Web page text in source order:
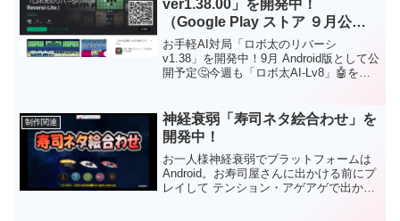
見直しました。ボールとカプセルが光る
ように変更しました。ダウンロードなし
もちろんフリーソフトです。
ない要素あり！通勤・通学中にサクッと
短時間で遊べますので 是非是非、お試し
ください。主なバージョンアップ内容は
次のとおりになります。ゲームタイトル
を「ロボ太のリバーシ～Reversi-Lite～」
に変更しました。「タイトル画面」、
ザインを変更しました。Android版の場合
は「Google Play ストア」からダウンロ
ードしてから遊ぶことができます。Web
版の場合はダウンロードなしでＰＣのブ
ラウザで遊ぶことができます。
ver1.38.00」を開発中！
（Google Play ストア ９月公開
予定）
お手軽AI対局「ロボ太のリバーシ
v1.38」を開発中！9月 Android版として公
開予定🤔今週も「ロボ太AI-Lv8」🤖を強
今週も頑張って参りましょう！応援、よ
ろしくお願いします😘
制作関連
神経衰弱「寿司ネタ絵合わせ」を
開発中！
お一人様神経衰弱でプラットフォームは
Android。お寿司屋さんに出かける前にプ
レイして テンション・アゲアゲで出かけ